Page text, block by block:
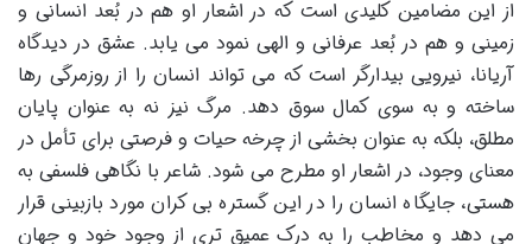
از این مضامین کلیدی است که در اشعار او هم در بُعد انسانی و
زمینی و هم در بُعد عرفانی و الهی نمود می یابد. عشق در دیدگاه
آریانا، نیرویی بیدارگر است که می تواند انسان را از روزمرگی رها
ساخته و به سوی کمال سوق دهد. مرگ نیز نه به عنوان پایان
مطلق، بلکه به عنوان بخشی از چرخه حیات و فرصتی برای تأمل در
معنای وجود، در اشعار او مطرح می شود. شاعر با نگاهی فلسفی به
هستی، جایگاه انسان را در این گستره بی کران مورد بازبینی قرار
می دهد و مخاطب را به درک عمیق تری از وجود خود و جهان